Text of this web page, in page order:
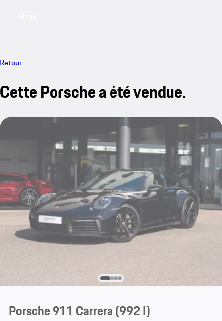
Retour
Cette Porsche a été vendue.
vendu
Porsche 911 Carrera(992 I)